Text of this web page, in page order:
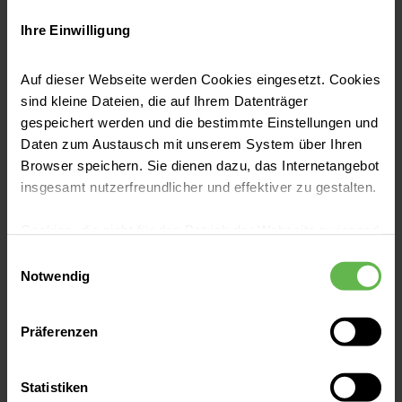
Ihre Einwilligung
Auf dieser Webseite werden Cookies eingesetzt. Cookies
sind kleine Dateien, die auf Ihrem Datenträger
gespeichert werden und die bestimmte Einstellungen und
Daten zum Austausch mit unserem System über Ihren
Browser speichern. Sie dienen dazu, das Internetangebot
insgesamt nutzerfreundlicher und effektiver zu gestalten.
eingesetzt werden.
Es steht Ihnen frei, unsere Seite mit nur den notwendigen
Cookies zu benutzen, eine individuelle Auswahl
oder durch Auswahl von „Alle Cookies akzeptieren“ in die
Notwendig
Präferenzen
Statistiken
Kein Durst vor der OP
Trinken ohne Einschränkung: Helios Klinikum
Hildesheim stärkt die Patientensicherheit
Jetzt lesen